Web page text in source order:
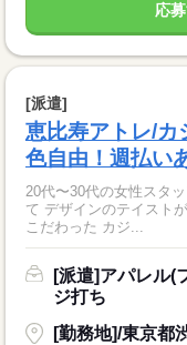
応
[派遣]
恵比寿アトレ/
色自由！週払い
20代〜30代の女性スタ
て デザインのテイスト
こだわった カジ...
[派遣]アパレル(
ジ打ち
[勤務地]/東京都